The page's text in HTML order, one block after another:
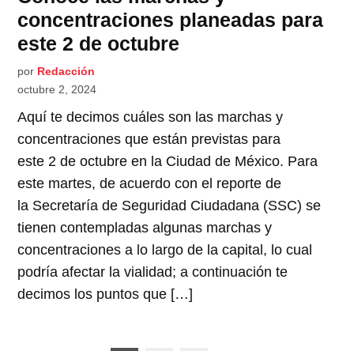
concentraciones planeadas para
este 2 de octubre
por Redacción
octubre 2, 2024
Aquí te decimos cuáles son las marchas y
concentraciones que están previstas para
este 2 de octubre en la Ciudad de México. Para
este martes, de acuerdo con el reporte de
la Secretaría de Seguridad Ciudadana (SSC) se
tienen contempladas algunas marchas y
concentraciones a lo largo de la capital, lo cual
podría afectar la vialidad; a continuación te
decimos los puntos que […]